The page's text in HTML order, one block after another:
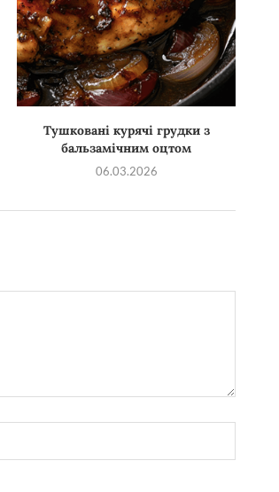
Тушковані курячі грудки з
бальзамічним оцтом
06.03.2026